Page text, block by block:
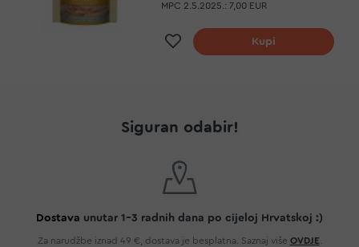
MPC 2.5.2025.: 7,00 EUR
Dodaj na listu želja
Kupi
Siguran odabir!
Dostava unutar 1-3 radnih dana po cijeloj Hrvatskoj :)
Za narudžbe iznad 49 €, dostava je besplatna. Saznaj više OVDJE